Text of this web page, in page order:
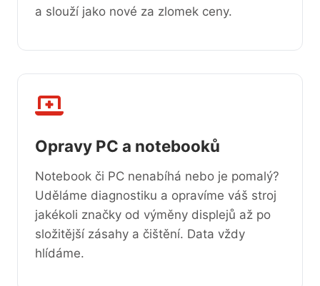
a slouží jako nové za zlomek ceny.
Opravy PC a notebooků
Notebook či PC nenabíhá nebo je pomalý?
Uděláme diagnostiku a opravíme váš stroj
jakékoli značky od výměny displejů až po
složitější zásahy a čištění. Data vždy
hlídáme.